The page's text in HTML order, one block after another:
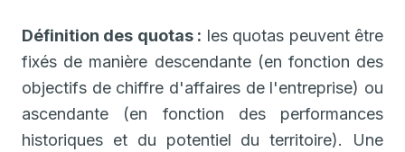
Définition des quotas : les quotas peuvent être
fixés de manière descendante (en fonction des
objectifs de chiffre d'affaires de l'entreprise) ou
ascendante (en fonction des performances
historiques et du potentiel du territoire). Une